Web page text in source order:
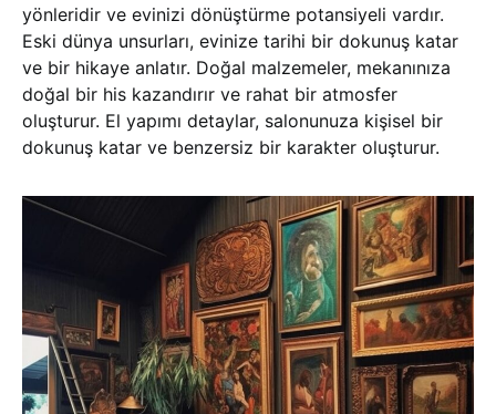
yönleridir ve evinizi dönüştürme potansiyeli vardır.
Eski dünya unsurları, evinize tarihi bir dokunuş katar
ve bir hikaye anlatır. Doğal malzemeler, mekanınıza
doğal bir his kazandırır ve rahat bir atmosfer
oluşturur. El yapımı detaylar, salonunuza kişisel bir
dokunuş katar ve benzersiz bir karakter oluşturur.